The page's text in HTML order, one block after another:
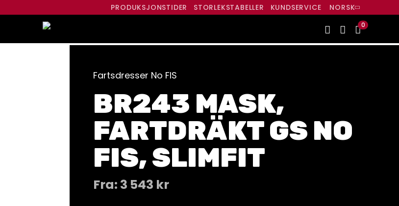
PRODUKSJONSTIDER STORLEKSTABELLER KUNDSERVICE NORSK
0
Fartsdresser No FIS
BR243 MASK,
FARTDRÄKT GS NO
FIS, SLIMFIT
Fra: 3 543 kr